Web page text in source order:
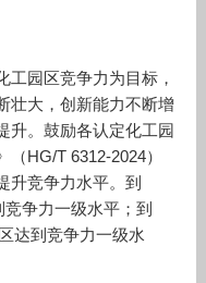
工园区竞争力为目标，
壮大，创新能力不断增
升。鼓励各认定化工园
HG/T 6312-2024）
升竞争力水平。到
争力一级水平；到
达到竞争力一级水